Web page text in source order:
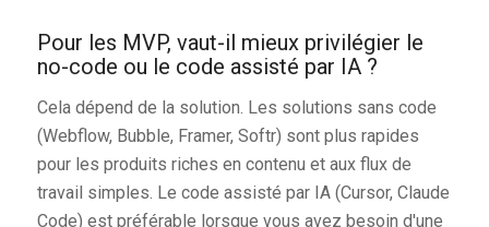
Pour les MVP, vaut-il mieux privilégier le
no-code ou le code assisté par IA ?
Cela dépend de la solution. Les solutions sans code
(Webflow, Bubble, Framer, Softr) sont plus rapides
pour les produits riches en contenu et aux flux de
travail simples. Le code assisté par IA (Cursor, Claude
Code) est préférable lorsque vous avez besoin d'une